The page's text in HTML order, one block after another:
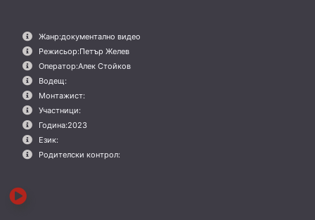
Жанр:документално видео
Режисьор:Петър Желев
Оператор:Алек Стойков
Водещ:
Монтажист:
Участници:
Година:2023
Език:
Родителски контрол: